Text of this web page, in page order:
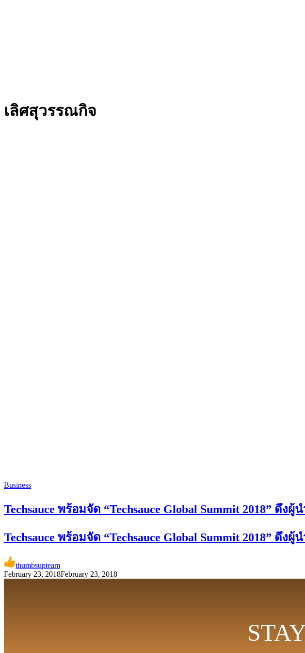
เลิศสุวรรณกิจ
Business
Techsauce พร้อมจัด “Techsauce Global Summit 2018” ดึ
Techsauce พร้อมจัด “Techsauce Global Summit 2018” ดึ
thumbsupteam
February 23, 2018February 23, 2018